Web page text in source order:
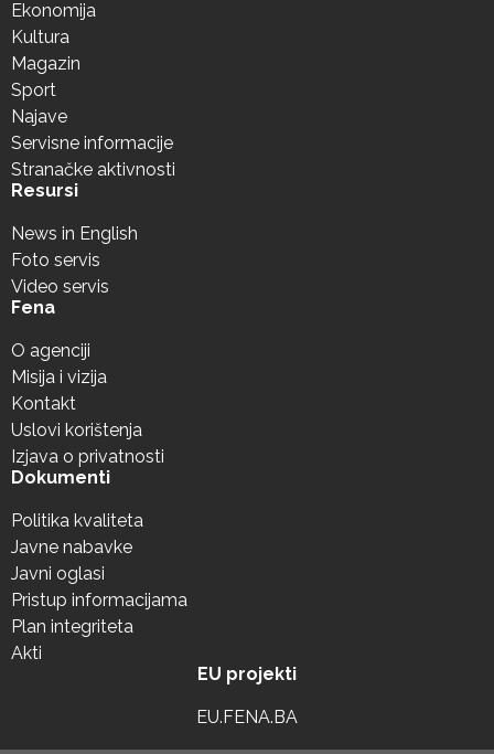
Ekonomija
Kultura
Magazin
Sport
Najave
Servisne informacije
Stranačke aktivnosti
Resursi
News in English
Foto servis
Video servis
Fena
O agenciji
Misija i vizija
Kontakt
Uslovi korištenja
Izjava o privatnosti
Dokumenti
Politika kvaliteta
Javne nabavke
Javni oglasi
Pristup informacijama
Plan integriteta
Akti
EU projekti
EU.FENA.BA